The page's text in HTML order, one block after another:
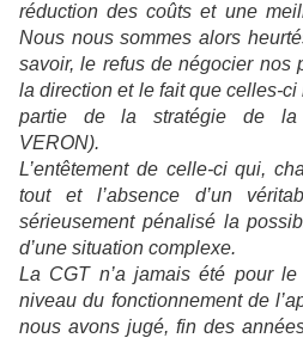
réduction des coûts et une
Nous nous sommes alors
savoir, le refus de négocier nos
la direction et le fait que celles-
partie de la stratégie de la
VERON).
L’entêtement de celle-ci qui,
tout et l’absence d’un
sérieusement pénalisé la
d’une situation complexe.
La CGT n’a jamais été pour le
niveau du fonctionnement de
nous avons jugé, fin des